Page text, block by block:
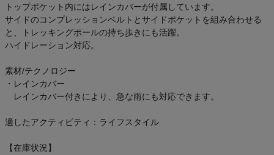
トップポケット内にはレインカバーが付属しています。
サイドのコンプレッションベルトとサイドポケットを組み合わせる
と、トレッキングポールの持ち歩きにも活躍。
ハイドレーション対応。
素材/テクノロジー
・レインカバー
レインカバー付きにより、急な雨にも対応できます。
適したアクティビティ：ライフスタイル
【在庫状況】